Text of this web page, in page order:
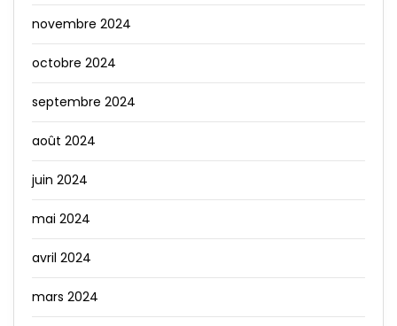
novembre 2024
octobre 2024
septembre 2024
août 2024
juin 2024
mai 2024
avril 2024
mars 2024